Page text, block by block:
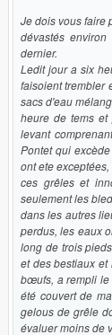
Je dois vous faire
dévastés
dernier.
Ledit jour a six
faisoient trembler
sacs d'eau
heure de tems et
levant
Pontet qui
ont ete exceptées,
ces grêles et
seulement les
dans les autres
perdus, les eaux
long de trois
et des bestiaux
bœufs, a rempli le
été couvert de
gelous de grêle
évaluer moins de